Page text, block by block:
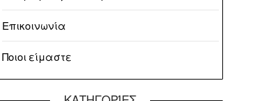
Επικοινωνία
Ποιοι είμαστε